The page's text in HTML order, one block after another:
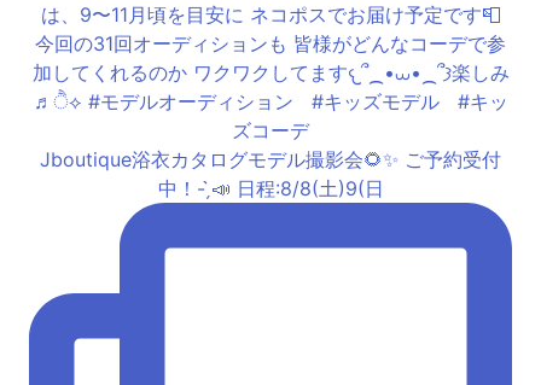
Jboutique浴衣カタログモデル撮影会🌻✨ ご予約受付
中！- ̗̀📣 日程:8/8(土)9(日